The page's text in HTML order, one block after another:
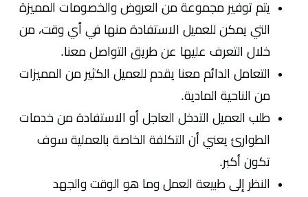
يتم توفير مجموعة من العروض والخصومات المميزة
التي يمكن للعميل الاستفادة منها في أي وقت، من
خلال التعرف عليها عن طريق التواصل معنا.
التعامل الدائم معنا يقدم للعميل الكثير من المميزات
من الناحية المادية.
طلب العميل التدخل العاجل أو الاستفادة من خدمات
الطوارئ يعني أن التكلفة الخاصة بالعملية سوف
تكون أكبر.
النظر إلى طبيعة العمل وما هو الوقت والجهد